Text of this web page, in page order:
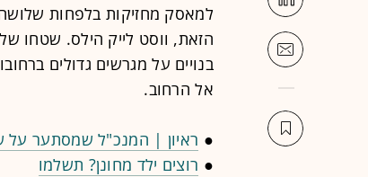
למאסק מחזיקות בלפחות שלושה
בנויים על מגרשים גדולים
אל הרחוב.
● ראיון | המנכ"ל שמסתער על
● רוצים ילד מחונן? תשלמו